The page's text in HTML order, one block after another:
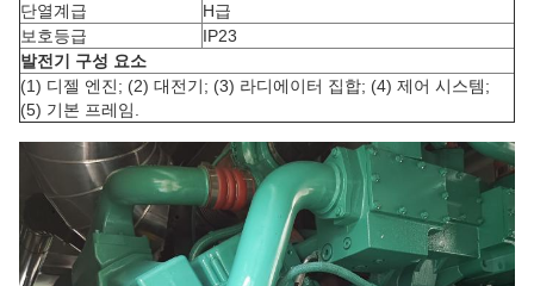
단열계급
H급
보호등급
IP23
발전기 구성 요소
(1) 디젤 엔진; (2) 대전기; (3) 라디에이터 집합; (4) 제어 시스템;
(5) 기본 프레임.